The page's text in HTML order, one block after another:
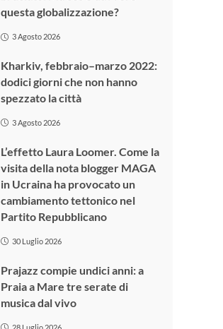
questa globalizzazione?
3 Agosto 2026
Kharkiv, febbraio–marzo 2022:
dodici giorni che non hanno
spezzato la città
3 Agosto 2026
L’effetto Laura Loomer. Come la
visita della nota blogger MAGA
in Ucraina ha provocato un
cambiamento tettonico nel
Partito Repubblicano
30 Luglio 2026
Prajazz compie undici anni: a
Praia a Mare tre serate di
musica dal vivo
28 Luglio 2026